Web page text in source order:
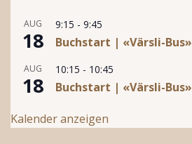
AUG
18
9:15 - 9:45
Buchstart | «Värsli-Bus»
AUG
18
10:15 - 10:45
Buchstart | «Värsli-Bus»
Kalender anzeigen